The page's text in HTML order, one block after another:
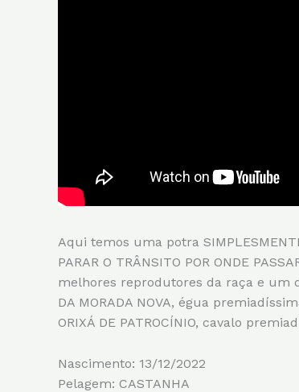
Aqui temos uma potra SIMPLESMENTE
PARAR O TRÂNSITO POR ONDE
melhores reprodutores da raça e um
DA MORADA NOVA, égua
ORIXÁ DE PATROCÍNIO, cavalo
Nascimento: 13/12/2022
Pelagem: CASTANHA